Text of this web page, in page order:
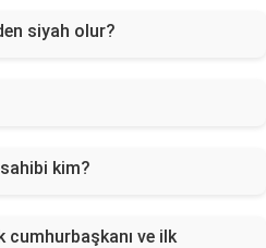
siyah olur?
kim?
ve ilk